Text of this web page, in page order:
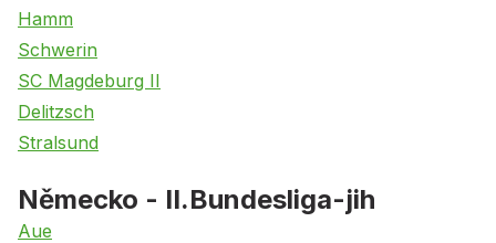
Hamm
Schwerin
SC Magdeburg II
Delitzsch
Stralsund
Německo - II.Bundesliga-jih
Aue